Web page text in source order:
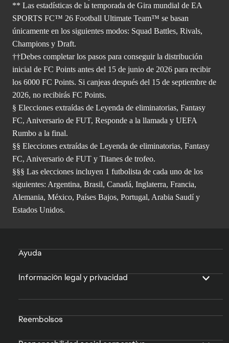
** Las estadísticas de la temporada de Gira mundial de EA
SPORTS FC™ 26 Football Ultimate Team™ se basan
únicamente en los siguientes modos: Squad Battles, Rivals,
Champions y Draft.
††Debes completar los pasos para conseguir la distribución
inicial de FC Points antes del 15 de junio de 2026 para recibir
los 6000 FC Points. Si canjeas después del 15 de septiembre de
2026, no recibirás FC Points.
§ Elecciones extraídas de Leyenda de eliminatorias, Fantasy
FC, Aniversario de FUT, Responde a la llamada y UEFA
Rumbo a la final.
§§ Elecciones extraídas de Leyenda de eliminatorias, Fantasy
FC, Aniversario de FUT y Titanes de trofeo.
§§§ Las elecciones incluyen 1 futbolista de cada uno de los
siguientes: Argentina, Brasil, Canadá, Inglaterra, Francia,
Alemania, México, Países Bajos, Portugal, Arabia Saudí y
Estados Unidos.
Ayuda
Información legal y privacidad
Reembolsos